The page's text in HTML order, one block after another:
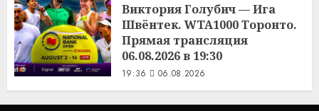
Виктория Голубич — Ига
Швёнтек. WTA1000 Торонто.
Прямая трансляция
06.08.2026 в 19:30
19:36 06.08.2026